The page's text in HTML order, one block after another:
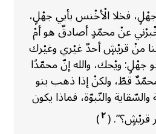
فخلا الْأخْنس بأبي جهْلٍ،
عنْ محمّدٍ أصادقٌ هو أمْ
منْ قريْشٍ أحدٌ غيْري وغيْرك
جهْلٍ: ويْحك، والله إنّ محمّدًا
قطّ، ولكنْ إذا ذهب بنو
والنّبوّة، فماذا يكون
قريْشٍ؟”. (٢)